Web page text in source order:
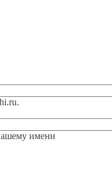
имени